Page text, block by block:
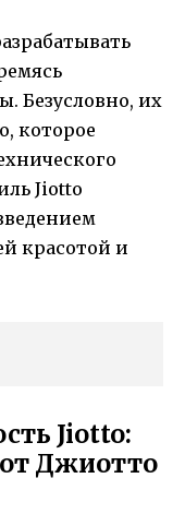
Безусловно, их
которое
Jiotto
красотой и
Jiotto:
Джиотто